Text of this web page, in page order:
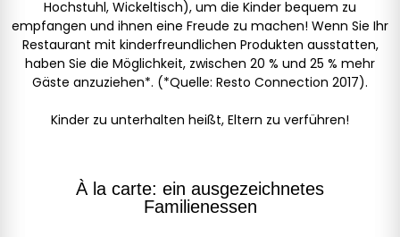
Hochstuhl, Wickeltisch), um die Kinder bequem zu
empfangen und ihnen eine Freude zu machen! Wenn Sie Ihr
Restaurant mit kinderfreundlichen Produkten ausstatten,
haben Sie die Möglichkeit, zwischen 20 % und 25 % mehr
Gäste anzuziehen*. (*Quelle: Resto Connection 2017).
Kinder zu unterhalten heißt, Eltern zu verführen!
À la carte: ein ausgezeichnetes
Familienessen